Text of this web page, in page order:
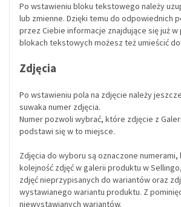
Po wstawieniu bloku tekstowego należy
lub zmienne. Dzięki temu do odpowiednich
przez Ciebie informacje znajdujące się już w
blokach tekstowych możesz też umieścić
Zdjęcia
Po wstawieniu pola na zdjęcie należy
suwaka numer zdjęcia.
Numer pozwoli wybrać, które zdjęcie z
podstawi się w to miejsce.
Zdjęcia do wyboru są oznaczone
kolejność zdjęć w galerii produktu w
zdjęć nieprzypisanych do wariantów oraz
wystawianego wariantu produktu. Z
niewystawianych wariantów.